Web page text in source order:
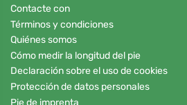
Contacte con
Términos y condiciones
Quiénes somos
Cómo medir la longitud del pie
Declaración sobre el uso de cookies
Protección de datos personales
Pie de imprenta